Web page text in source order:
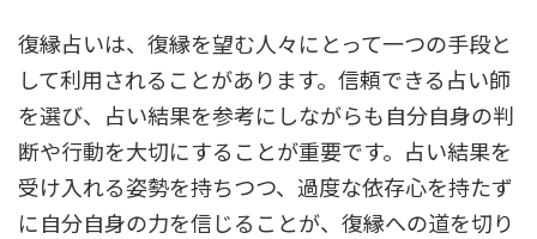
復縁占いは、復縁を望む人々にとって一つの手段と
して利用されることがあります。信頼できる占い師
を選び、占い結果を参考にしながらも自分自身の判
断や行動を大切にすることが重要です。占い結果を
受け入れる姿勢を持ちつつ、過度な依存心を持たず
に自分自身の力を信じることが、復縁への道を切り